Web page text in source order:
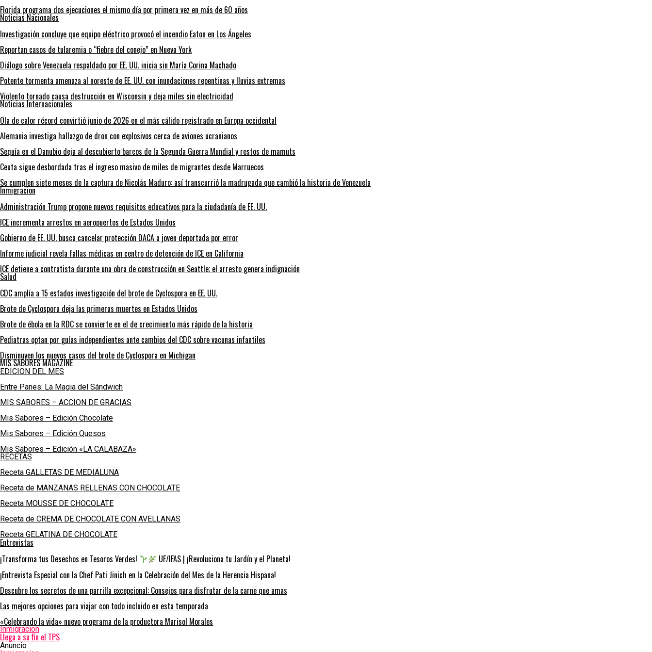
Florida programa dos ejecuciones el mismo día por primera vez en más de 60 años
Noticias Nacionales
Investigación concluye que equipo eléctrico provocó el incendio Eaton en Los Ángeles
Reportan casos de tularemia o “fiebre del conejo” en Nueva York
Diálogo sobre Venezuela respaldado por EE. UU. inicia sin María Corina Machado
Potente tormenta amenaza al noreste de EE. UU. con inundaciones repentinas y lluvias extremas
Violento tornado causa destrucción en Wisconsin y deja miles sin electricidad
Noticias Internacionales
Ola de calor récord convirtió junio de 2026 en el más cálido registrado en Europa occidental
Alemania investiga hallazgo de dron con explosivos cerca de aviones ucranianos
Sequía en el Danubio deja al descubierto barcos de la Segunda Guerra Mundial y restos de mamuts
Ceuta sigue desbordada tras el ingreso masivo de miles de migrantes desde Marruecos
Se cumplen siete meses de la captura de Nicolás Maduro: así transcurrió la madrugada que cambió la historia de Venezuela
Inmigracion
Administración Trump propone nuevos requisitos educativos para la ciudadanía de EE. UU.
ICE incrementa arrestos en aeropuertos de Estados Unidos
Gobierno de EE. UU. busca cancelar protección DACA a joven deportada por error
Informe judicial revela fallas médicas en centro de detención de ICE en California
ICE detiene a contratista durante una obra de construcción en Seattle; el arresto genera indignación
Salud
CDC amplía a 15 estados investigación del brote de Cyclospora en EE. UU.
Brote de Cyclospora deja las primeras muertes en Estados Unidos
Brote de ébola en la RDC se convierte en el de crecimiento más rápido de la historia
Pediatras optan por guías independientes ante cambios del CDC sobre vacunas infantiles
Disminuyen los nuevos casos del brote de Cyclospora en Michigan
MIS SABORES MAGAZINE
EDICION DEL MES
Entre Panes: La Magia del Sándwich
MIS SABORES – ACCION DE GRACIAS
Mis Sabores – Edición Chocolate
Mis Sabores – Edición Quesos
Mis Sabores – Edición «LA CALABAZA»
RECETAS
Receta GALLETAS DE MEDIALUNA
Receta de MANZANAS RELLENAS CON CHOCOLATE
Receta MOUSSE DE CHOCOLATE
Receta de CREMA DE CHOCOLATE CON AVELLANAS
Receta GELATINA DE CHOCOLATE
Entrevistas
¡Transforma tus Desechos en Tesoros Verdes!
UF/IFAS | ¡Revoluciona tu Jardín y el Planeta!
¡Entrevista Especial con la Chef Pati Jinich en la Celebración del Mes de la Herencia Hispana!
Descubre los secretos de una parrilla excepcional: Consejos para disfrutar de la carne que amas
Las mejores opciones para viajar con todo incluido en esta temporada
«Celebrando la vida» nuevo programa de la productora Marisol Morales
Inmigracion
Llega a su fin el TPS
Anuncio